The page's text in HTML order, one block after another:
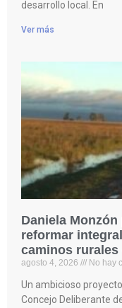
desarrollo local. En
Ver más
Daniela
reformar
caminos rurales
agosto 4, 2026 No hay
Un ambicioso
Concejo Deliberante